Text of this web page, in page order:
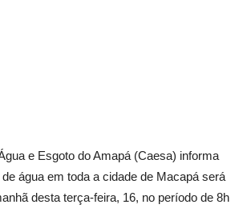
e Esgoto do Amapá (Caesa) informa
água em toda a cidade de Macapá será
desta terça-feira, 16, no período de 8h